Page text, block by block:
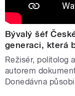
Bývalý šéf
generaci, která
Režisér, politolog
autorem
Donedávna